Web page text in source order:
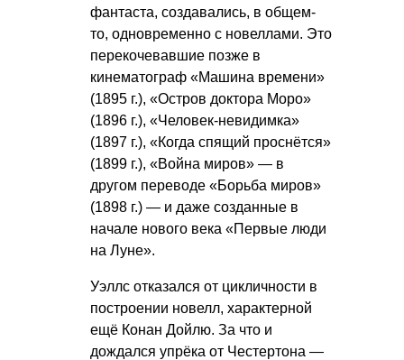
фантаста, создавались, в общем-
то, одновременно с новеллами. Это
перекочевавшие позже в
кинематограф «Машина времени»
(1895 г.), «Остров доктора Моро»
(1896 г.), «Человек-невидимка»
(1897 г.), «Когда спящий проснётся»
(1899 г.), «Война миров» — в
другом переводе «Борьба миров»
(1898 г.) — и даже созданные в
начале нового века «Первые люди
на Луне».
Уэллс отказался от цикличности в
построении новелл, характерной
ещё Конан Дойлю. За что и
дождался упрёка от Честертона —